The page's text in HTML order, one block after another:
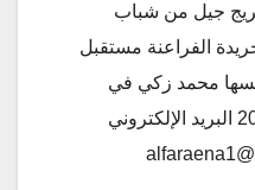
جيل من شباب
الفراعنة مستقبل
محمد زكي في
ديسمبر 2011 البريد الإلكتروني